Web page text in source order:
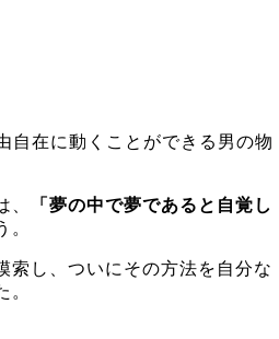
自在に動くことができる男の物
、
「夢の中で夢であると自覚し
。
索し、ついにその方法を自分な
。